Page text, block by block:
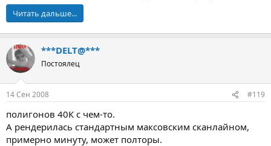
Читать дальше...
***DELT@***
Постоялец
14 Сен 2008 #119
полигонов 40К с чем-то.
А рендерилась стандартным максовским сканлайном,
примерно минуту, может полторы.